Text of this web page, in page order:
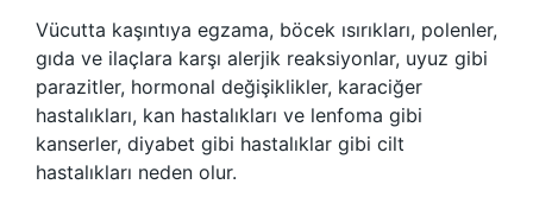
Vücutta kaşıntıya egzama, böcek ısırıkları, polenler,
gıda ve ilaçlara karşı alerjik reaksiyonlar, uyuz gibi
parazitler, hormonal değişiklikler, karaciğer
hastalıkları, kan hastalıkları ve lenfoma gibi
kanserler, diyabet gibi hastalıklar gibi cilt
hastalıkları neden olur.